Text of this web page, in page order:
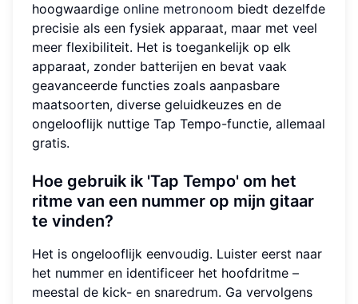
hoogwaardige online metronoom biedt dezelfde
precisie als een fysiek apparaat, maar met veel
meer flexibiliteit. Het is toegankelijk op elk
apparaat, zonder batterijen en bevat vaak
geavanceerde functies zoals aanpasbare
maatsoorten, diverse geluidkeuzes en de
ongelooflijk nuttige Tap Tempo-functie, allemaal
gratis.
Hoe gebruik ik 'Tap Tempo' om het
ritme van een nummer op mijn gitaar
te vinden?
Het is ongelooflijk eenvoudig. Luister eerst naar
het nummer en identificeer het hoofdritme –
meestal de kick- en snaredrum. Ga vervolgens